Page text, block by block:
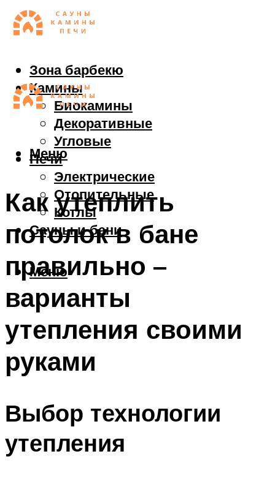
Зона барбекю
Камины
Биокамины
Декоративные
Угловые
Печи
Электрические
Отопительные
Котлы
Сауны и бани
Меню
Меню
Как утеплить
потолок в бане
правильно –
варианты
утепления своими
руками
Выбор технологии
утепления